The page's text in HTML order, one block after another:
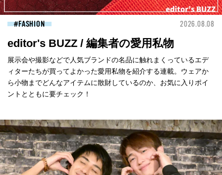
FASHION 2026.08.08
editor's BUZZ / 編集者の愛用私物
展示会や撮影などで人気ブランドの名品に触れまくっているエデ
ィターたちが買ってよかった愛用私物を紹介する連載。ウェアか
ら小物までどんなアイテムに散財しているのか、お気に入りポイ
ントとともに要チェック！